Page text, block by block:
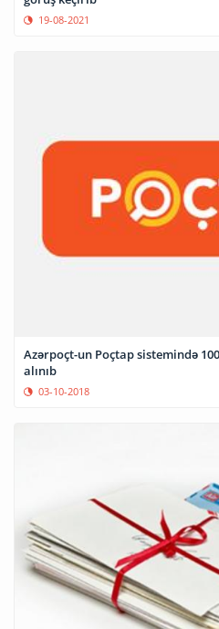
19-08-2021
Azərpoçt-un Poçtap sistemində
alınıb
03-10-2018